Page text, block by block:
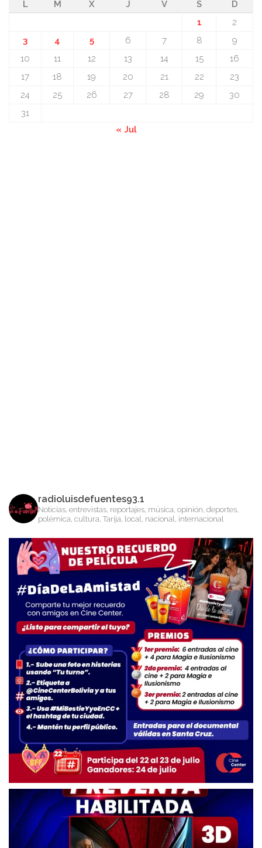
L
M X J V S
D
1
2
3
4 5 6 7 8
9
10
11 12 13 14 15
16
17
18 19 20 21 22
23
24
25 26 27 28 29
30
31
« Jul
radioluisdefuentes93.1
Noticias, entrevistas, reportajes, música, opinión, deportes,
polémica, cultura, Tarija, local, nacional, internacional